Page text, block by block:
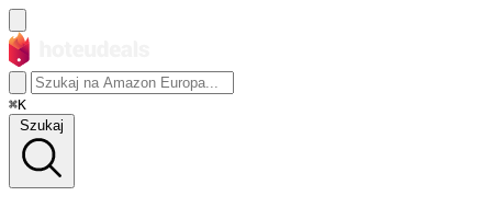
⌘K
Szukaj